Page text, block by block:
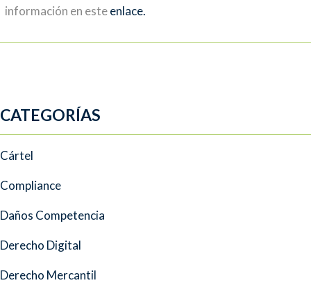
información en esteenlace.
CATEGORÍAS
Cártel
Compliance
Daños Competencia
Derecho Digital
Derecho Mercantil